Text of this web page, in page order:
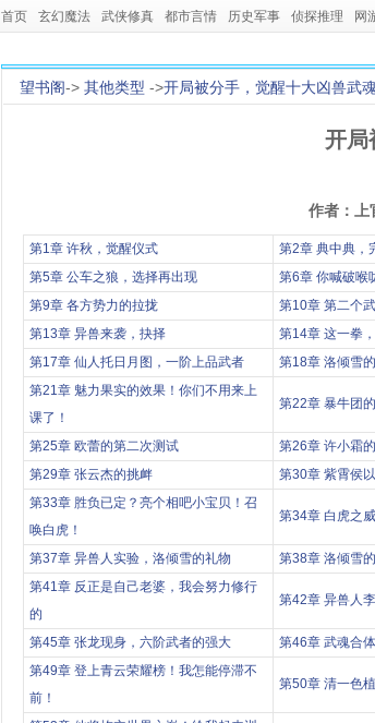
首页 玄幻魔法 武侠修真 都市言情 历史军事 侦探推理 网
望书阁-> 其他类型 ->开局被分手，觉醒十大凶兽武
开局
作者：
第1章 许秋，觉醒仪式 第2章 典中典，
第5章 公车之狼，选择再出现
第6章 你喊破
第9章 各方势力的拉拢
第10章 第二个
第13章 异兽来袭，抉择
第14章 这一拳
第17章 仙人托日月图，一阶上品武者
第18章 洛倾雪
第21章 魅力果实的效果！你们不用来上
课了！
第22章 暴牛团
第25章 欧蕾的第二次测试 第26章 许小霜
第29章 张云杰的挑衅
第30章 紫霄侯
第33章 胜负已定？亮个相吧小宝贝！召
唤白虎！
第34章 白虎之
第37章 异兽人实验，洛倾雪的礼物 第38章 洛倾雪
第41章 反正是自己老婆，我会努力修行
的
第42章 异兽人
第45章 张龙现身，六阶武者的强大 第46章 武魂合
第49章 登上青云荣耀榜！我怎能停滞不
前！
第50章 清一色